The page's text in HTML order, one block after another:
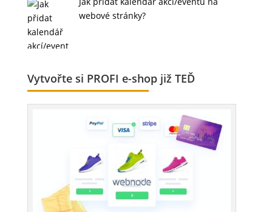
webové stránky?
Vytvořte si PROFI e-shop již TEĎ